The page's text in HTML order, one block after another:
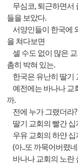
무심코, 퇴근하면서
들을 보았다.
서양인들이 한국에
을 쳐다보면
셀 수도 없이 많은
촘히 박혀 있는.
한국은 유난히 딸기
예전에는 바나나 교
까.
전에 누가 그랬더라?
딸기 교회의 빨간
우유 교회의 하얀
(아..또 까묵어버렸네
바나나 교회의 노란